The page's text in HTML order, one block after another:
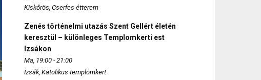
Kiskőrös, Cserfes étterem
Zenés történelmi utazás Szent Gellért életén
keresztül – különleges Templomkerti est
Izsákon
Ma, 19:00 - 21:00
Izsák, Katolikus templomkert